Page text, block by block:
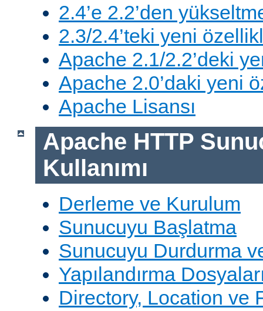
2.4’e 2.2’den
2.3/2.4’teki yeni
Apache 2.1/2.2’deki
Apache 2.0’daki yeni
Apache Lisansı
Apache HTTP
Kullanımı
Derleme ve Kurulum
Sunucuyu Başlatma
Sunucuyu Durdurma
Yapılandırma
Directory, Location ve